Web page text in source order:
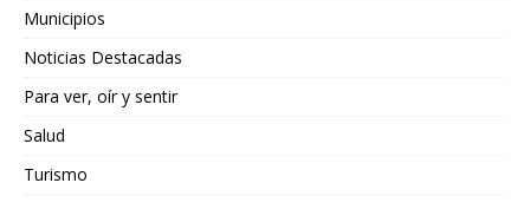
Municipios
Noticias Destacadas
Para ver, oír y sentir
Salud
Turismo